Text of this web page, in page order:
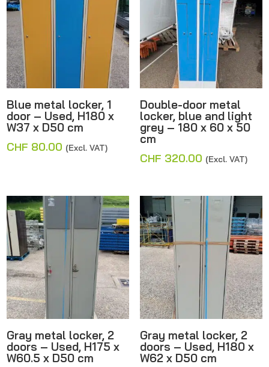
Blue metal locker, 1
door – Used, H180 x
W37 x D50 cm
CHF 80.00 (Excl. VAT)
Double-door metal
locker, blue and light
grey – 180 x 60 x 50
cm
CHF 320.00 (Excl. VAT)
Gray metal locker, 2
doors – Used, H175 x
W60.5 x D50 cm
Gray metal locker, 2
doors – Used, H180 x
W62 x D50 cm